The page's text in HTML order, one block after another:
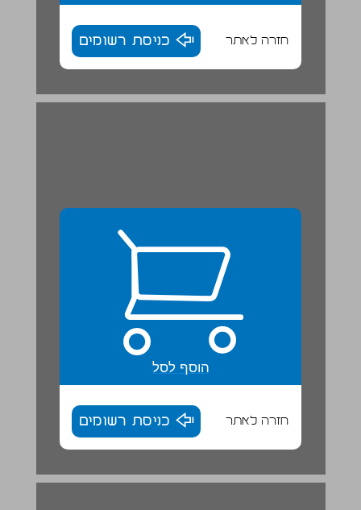
חזרה לאתר כניסת רשומים
הוסף לסל
חזרה לאתר כניסת רשומים